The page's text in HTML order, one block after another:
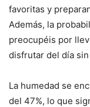
favoritas y
Además, la
preocupéis por
disfrutar del día
La humedad se
del 47%, lo que